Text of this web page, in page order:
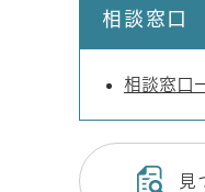
相談窓口
相談窓口
見